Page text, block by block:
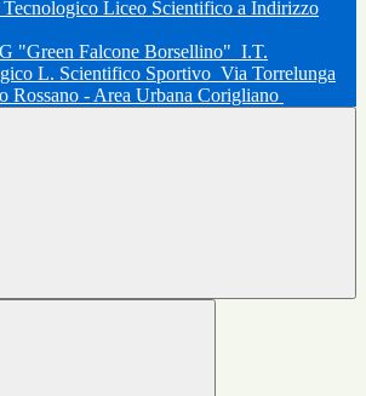
"Green Falcone Borsellino" I.T.
L. Scientifico Sportivo Via Torrelunga
Rossano - Area Urbana Corigliano